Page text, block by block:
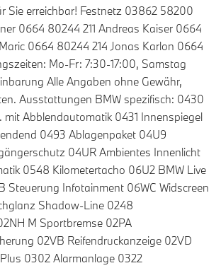
Sie erreichbar! Festnetz 03862 58200
0664 80244 211 Andreas Kaiser 0664
0664 80244 214 Jonas Karlon 0664
Mo-Fr: 7:30-17:00, Samstag
Alle Angaben ohne Gewähr,
Ausstattungen BMW spezifisch: 0430
Abblendautomatik 0431 Innenspiegel
0493 Ablagenpaket 04U9
04UR Ambientes Innenlicht
0548 Kilometertacho 06U2 BMW Live
Steuerung Infotainment 06WC Widscreen
Shadow-Line 0248
M Sportbremse 02PA
02VB Reifendruckanzeige 02VD
0302 Alarmanlage 0322